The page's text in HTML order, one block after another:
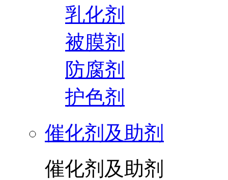
乳化剂
被膜剂
防腐剂
护色剂
催化剂及助剂
催化剂及助剂